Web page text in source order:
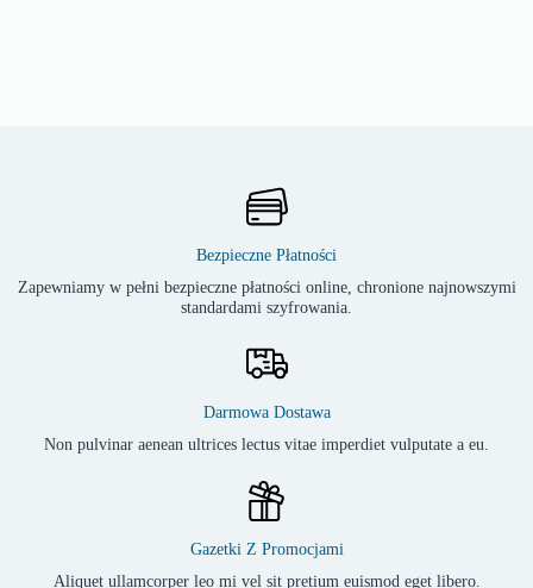
Bezpieczne Płatności
Zapewniamy w pełni bezpieczne płatności online, chronione najnowszymi
standardami szyfrowania.
Darmowa Dostawa
Non pulvinar aenean ultrices lectus vitae imperdiet vulputate a eu.
Gazetki Z Promocjami
Aliquet ullamcorper leo mi vel sit pretium euismod eget libero.